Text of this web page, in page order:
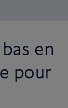
en
pour